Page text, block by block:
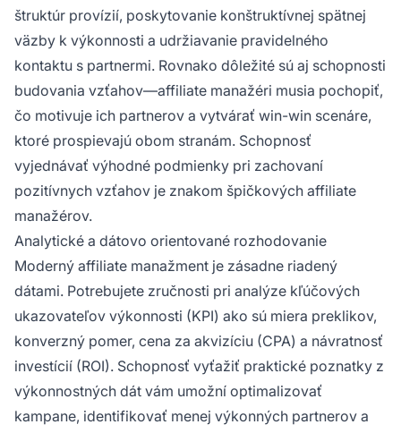
štruktúr provízií, poskytovanie konštruktívnej spätnej
väzby k výkonnosti a udržiavanie pravidelného
kontaktu s partnermi. Rovnako dôležité sú aj schopnosti
budovania vzťahov—affiliate manažéri musia pochopiť,
čo motivuje ich partnerov a vytvárať win-win scenáre,
ktoré prospievajú obom stranám. Schopnosť
vyjednávať výhodné podmienky pri zachovaní
pozitívnych vzťahov je znakom špičkových affiliate
manažérov.
Analytické a dátovo orientované rozhodovanie
Moderný affiliate manažment je zásadne riadený
dátami. Potrebujete zručnosti pri analýze kľúčových
ukazovateľov výkonnosti (KPI) ako sú miera preklikov,
konverzný pomer, cena za akvizíciu (CPA) a návratnosť
investícií (ROI). Schopnosť vyťažiť praktické poznatky z
výkonnostných dát vám umožní optimalizovať
kampane, identifikovať menej výkonných partnerov a